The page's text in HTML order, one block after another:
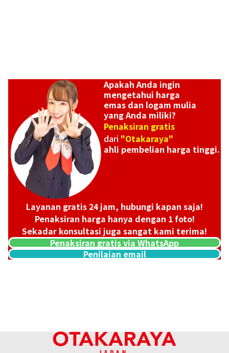
Referensi Harga Buyback
Apakah Anda ingin
mengetahui harga
emas dan logam mulia
yang Anda miliki?
Penaksiran gratis
dari "Otakaraya"
ahli pembelian harga tinggi.
Layanan gratis 24 jam, hubungi kapan saja!
Penaksiran harga hanya dengan 1 foto!
Sekadar konsultasi juga sangat kami terima!
Penaksiran gratis via WhatsApp
Penilaian email